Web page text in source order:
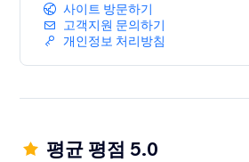
사이트 방문하기
고객지원 문의하기
개인정보 처리방침
평균 평점 5.0